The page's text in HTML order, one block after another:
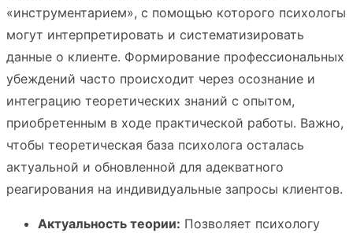
«инструментарием», с помощью которого психологы
могут интерпретировать и систематизировать
данные о клиенте. Формирование профессиональных
убеждений часто происходит через осознание и
интеграцию теоретических знаний с опытом,
приобретенным в ходе практической работы. Важно,
чтобы теоретическая база психолога осталась
актуальной и обновленной для адекватного
реагирования на индивидуальные запросы клиентов.
Актуальность теории: Позволяет психологу